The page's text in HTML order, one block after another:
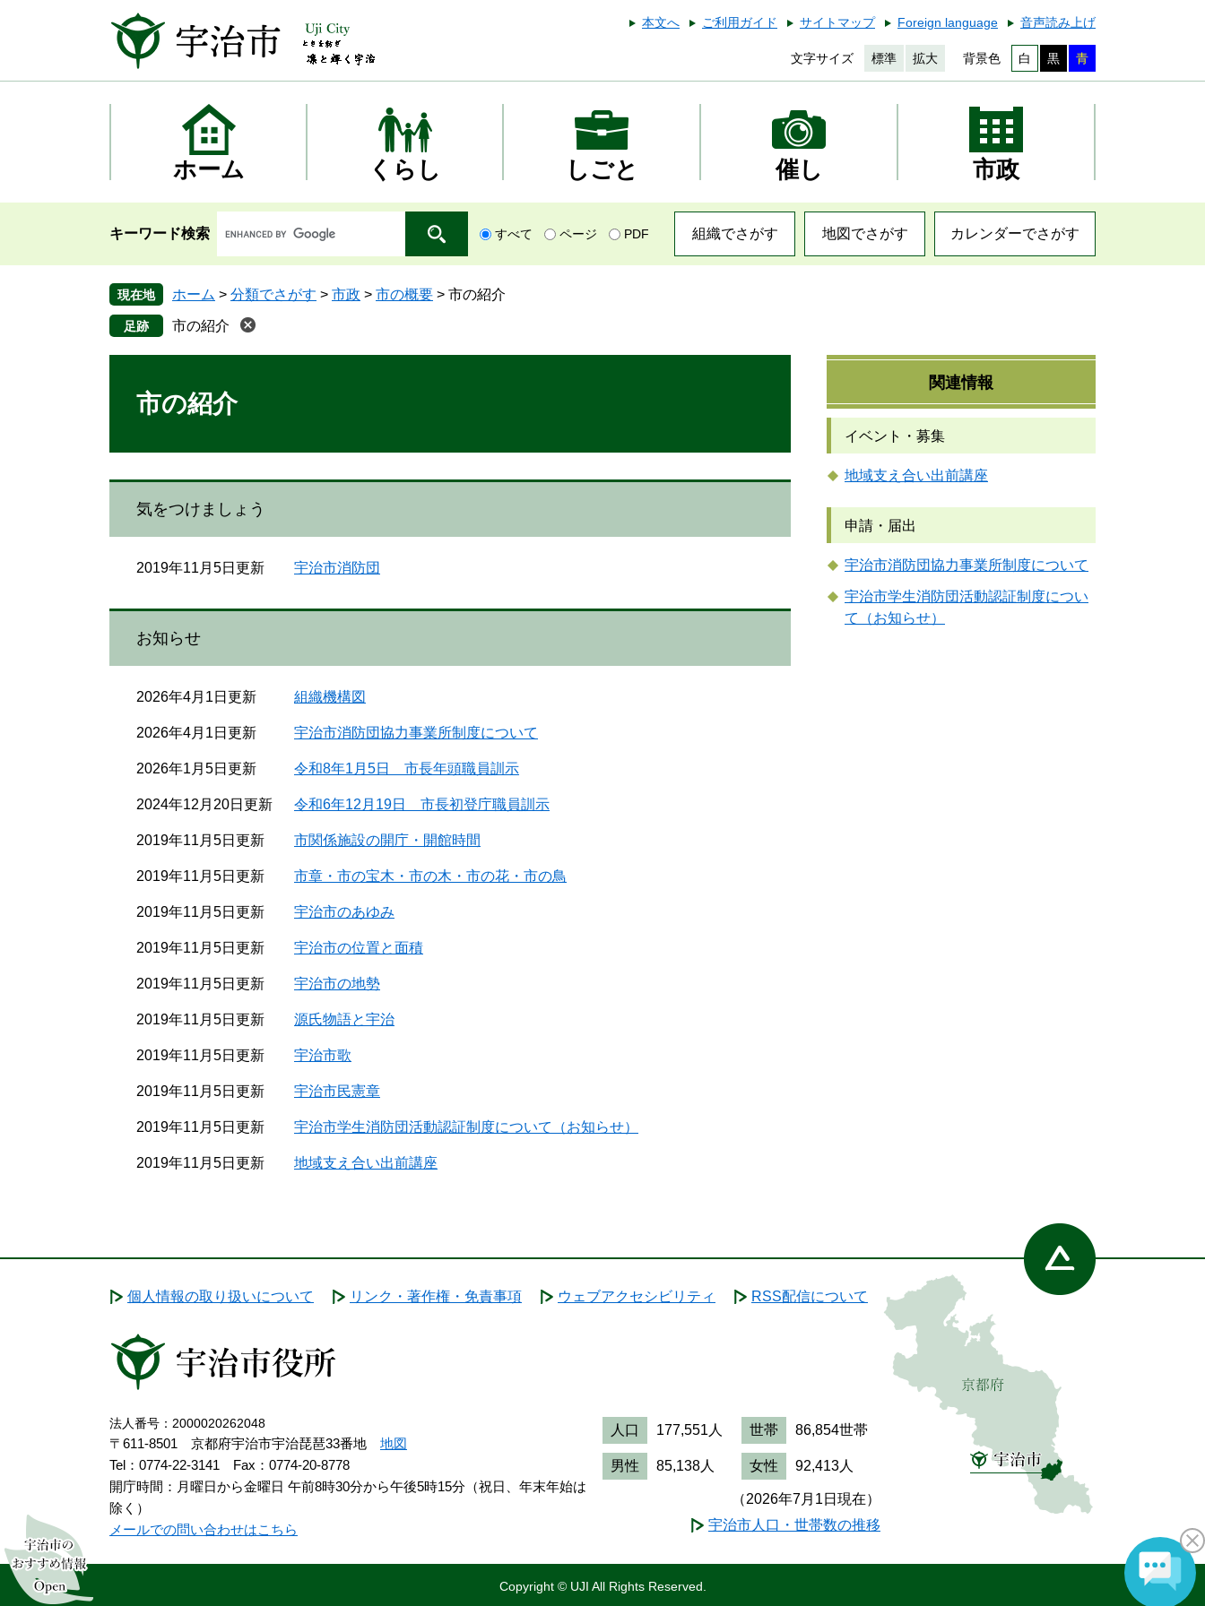
本
本文へ ご利用ガイド サイトマップ Foreign language 音声読み上げ
文字サイズ 標準 拡大 背景色 白 黒 青
ホーム くらし しごと 催し 市政
キーワード検索 すべて ページ PDF 組織でさがす 地図でさがす カレンダーでさがす
現在地 ホーム > 分類でさがす > 市政 > 市の概要 > 市の紹介
市の紹介
市の紹介
気をつけましょう
2019年11月5日更新 宇治市消防団
お知らせ
2026年4月1日更新 組織機構図
2026年4月1日更新 宇治市消防団協力事業所制度について
2026年1月5日更新 令和8年1月5日 市長年頭職員訓示
2024年12月20日更新 令和6年12月19日 市長初登庁職員訓示
2019年11月5日更新 市関係施設の開庁・開館時間
2019年11月5日更新 市章・市の宝木・市の木・市の花・市の鳥
2019年11月5日更新 宇治市のあゆみ
2019年11月5日更新 宇治市の位置と面積
2019年11月5日更新 宇治市の地勢
2019年11月5日更新 源氏物語と宇治
2019年11月5日更新 宇治市歌
2019年11月5日更新 宇治市民憲章
2019年11月5日更新 宇治市学生消防団活動認証制度について（お知らせ）
2019年11月5日更新 地域支え合い出前講座
関連情報
イベント・募集
地域支え合い出前講座
申請・届出
宇治市消防団協力事業所制度について
宇治市学生消防団活動認証制度につい
て（お知らせ）
個人情報の取り扱いについて リンク・著作権・免責事項 ウェブアクセシビリティ RSS配信について
法人番号：2000020262048
〒611-8501 京都府宇治市宇治琵琶33番地 地図
Tel：0774-22-3141
Fax：0774-20-8778
開庁時間：月曜日から金曜日 午前8時30分から午後5時15分（祝日、年末年始は
除く）
メールでの問い合わせはこちら
人口 177,551人 世帯 86,854世帯
男性 85,138人 女性 92,413人
（2026年7月1日現在）
宇治市人口・世帯数の推移
Copyright © UJI All Rights Reserved.